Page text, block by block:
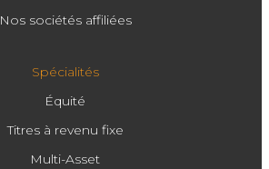
Nos sociétés affiliées
Spécialités
Équité
Titres à revenu fixe
Multi-Asset